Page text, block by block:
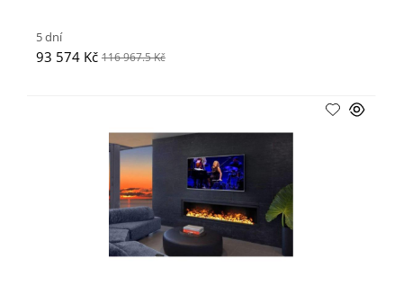
5 dní
93 574 Kč 116 967.5 Kč